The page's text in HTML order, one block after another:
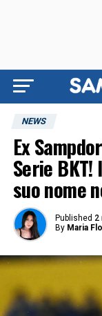
NEWS
Ex
Serie
suo nome
Published 2
By Maria